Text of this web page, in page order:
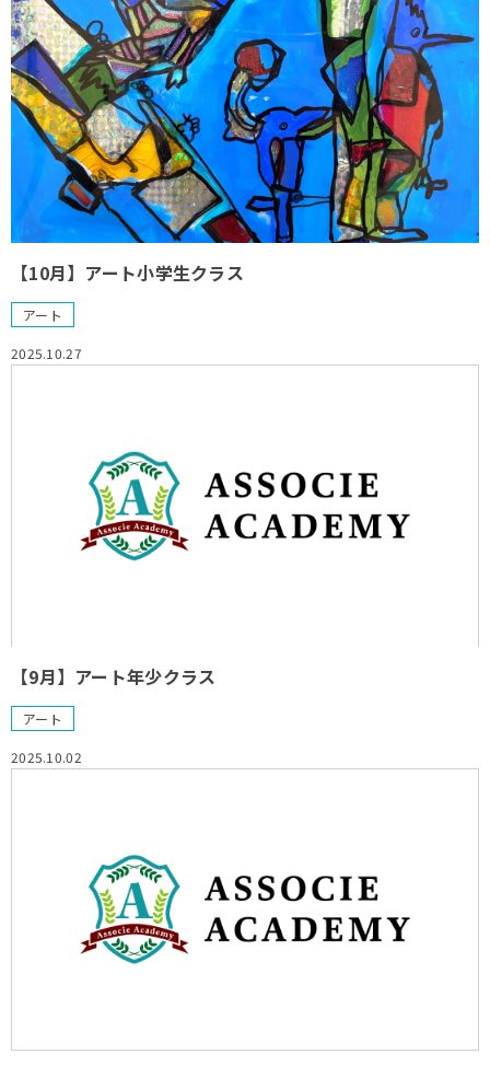
【10月】アート小学生クラス
アート
2025.10.27
【9月】アート年少クラス
アート
2025.10.02